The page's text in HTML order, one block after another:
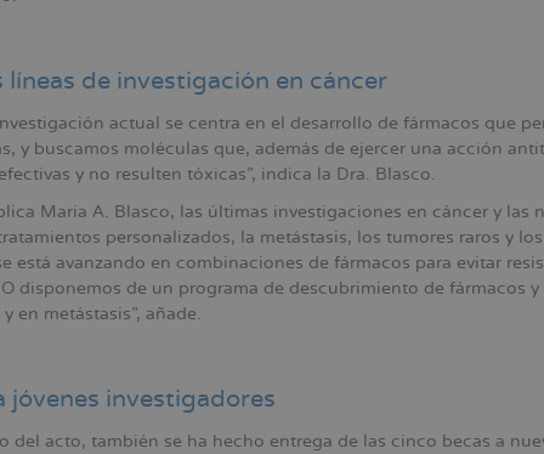
líneas de investigación en cáncer
actual se centra en el desarrollo de fármacos que
y buscamos moléculas que, además de ejercer una acción
y no resulten tóxicas”, indica la Dra. Blasco.
Maria A. Blasco, las últimas investigaciones en cáncer y las
personalizados, la metástasis, los tumores raros y
está avanzando en combinaciones de fármacos para evitar
disponemos de un programa de descubrimiento de fármacos
en metástasis”, añade.
jóvenes investigadores
del acto, también se ha hecho entrega de las cinco becas a